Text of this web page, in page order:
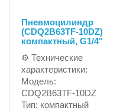
Пневмоцилиндр
(CDQ2B63TF-10DZ)
компактный, G1/4"
⚙ Технические
характеристики:
Модель:
CDQ2B63TF-10DZ
Тип: компактный